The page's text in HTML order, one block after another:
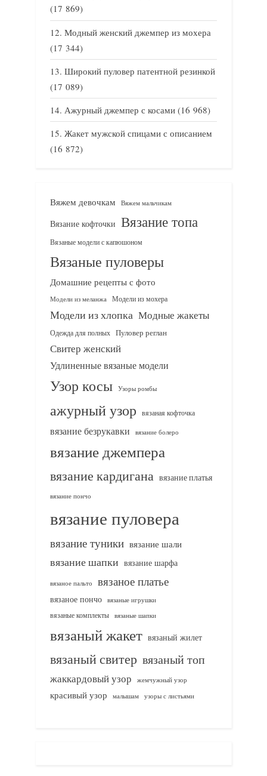
(17 869)
Модный женский джемпер из мохера
(17 344)
Широкий пуловер патентной резинкой
(17 089)
Ажурный джемпер с косами (16 968)
Жакет мужской спицами с описанием
(16 872)
Вяжем девочкам Вяжем мальчикам
Вязание кофточки Вязание топа
Вязаные модели с капюшоном
Вязаные пуловеры
Домашние рецепты с фото
Модели из меланжа Модели из мохера
Модели из хлопка Модные жакеты
Одежда для полных Пуловер реглан
Свитер женский
Удлиненные вязаные модели
Узор косы Узоры ромбы
ажурный узор вязаная кофточка
вязание безрукавки вязание болеро
вязание джемпера
вязание кардигана вязание платья
вязание пончо
вязание пуловера
вязание туники вязание шали
вязание шапки вязание шарфа
вязаное пальто вязаное платье
вязаное пончо вязаные игрушки
вязаные комплекты
вязаные шапки
вязаный жакет вязаный жилет
вязаный свитер вязаный топ
жаккардовый узор жемчужный узор
красивый узор малышам узоры с листьями